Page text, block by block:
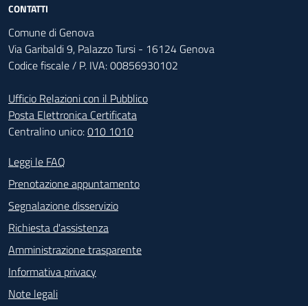
CONTATTI
Comune di Genova
Via Garibaldi 9, Palazzo Tursi - 16124 Genova
Codice fiscale / P. IVA: 00856930102
Ufficio Relazioni con il Pubblico
Posta Elettronica Certificata
Centralino unico:010 1010
Footer - Contatti
Leggi le FAQ
Prenotazione appuntamento
Segnalazione disservizio
Richiesta d'assistenza
Amministrazione trasparente
Informativa privacy
Note legali